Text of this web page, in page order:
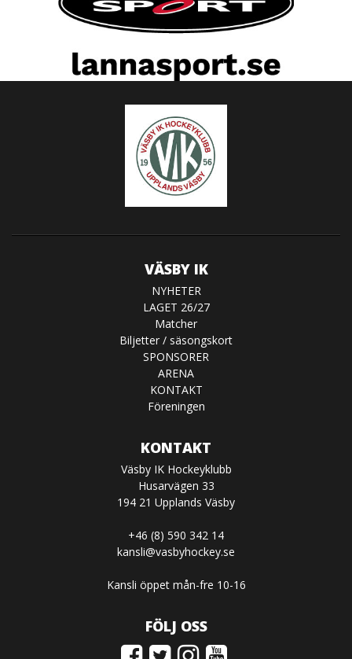
VÄSBY IK
NYHETER
LAGET 26/27
Matcher
Biljetter / säsongskort
SPONSORER
ARENA
KONTAKT
Föreningen
KONTAKT
Väsby IK Hockeyklubb
Husarvägen 33
194 21 Upplands Väsby
+46 (8) 590 342 14
kansli@vasbyhockey.se
Kansli öppet mån-fre 10-16
FÖLJ OSS